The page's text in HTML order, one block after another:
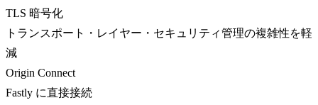
TLS 暗号化
トランスポート・レイヤー・セキュリティ管理の複雑性を軽
減
Origin Connect
Fastly に直接接続